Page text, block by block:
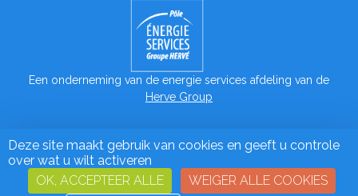
En poursuivant votre navigation sur ce site, vous acceptez
Een onderneming van de energie services afdeling van de
Herve Group
Matheco 2026
Algemene voorwaarden van mathec
Plan website
Deze site maakt gebruik van cookies en geeft u controle
over wat u wilt activeren
OK, ACCEPTEER ALLE
WEIGER ALLE COOKIES